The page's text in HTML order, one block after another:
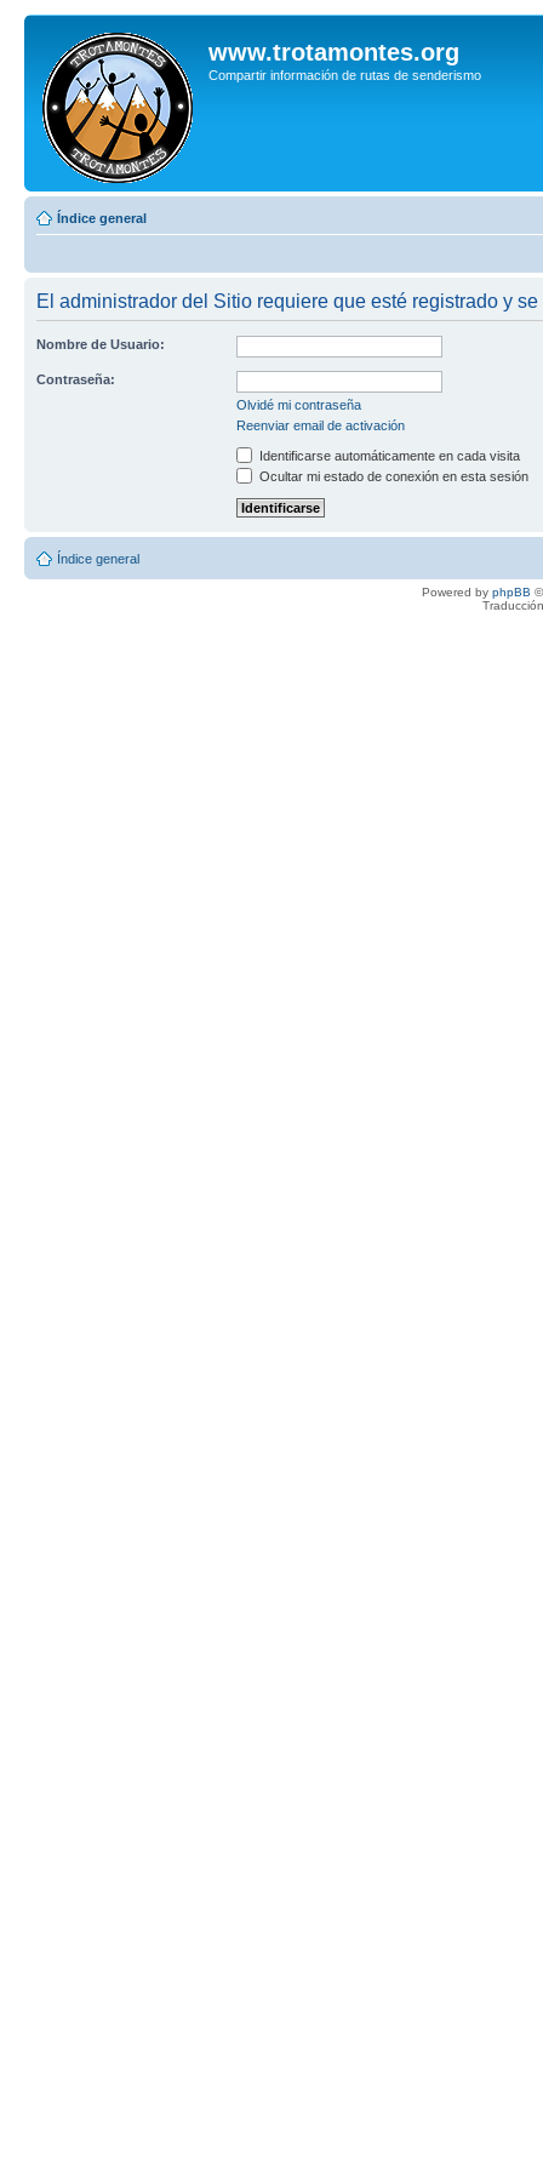
www.trotamontes.org
Compartir información de rutas de senderismo
Índice general
El administrador del Sitio requiere que esté registrado y
Nombre de Usuario:
Contraseña:
Olvidé mi contraseña
Reenviar email de activación
Identificarse automáticamente en cada visita
Ocultar mi estado de conexión en esta sesión
Índice general
Powered by phpBB